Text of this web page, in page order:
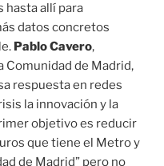
hasta allí para
datos concretos
Pablo Cavero,
Comunidad de Madrid,
respuesta en redes
la innovación y la
objetivo es reducir
que tiene el Metro y
de Madrid” pero no